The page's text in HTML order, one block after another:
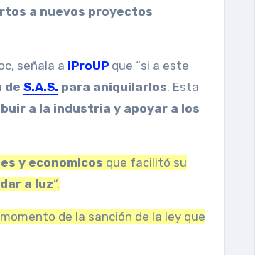
a nuevos proyectos
señala a iProUP que “si a este
de S.A.S. para aniquilarlos. Esta
a la industria y apoyar a los
y economicos que facilitó su
a luz“.
de la sanción de la ley que